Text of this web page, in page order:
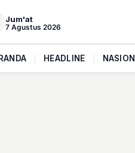
Jum'at
7 Agustus 2026
HEADLINE